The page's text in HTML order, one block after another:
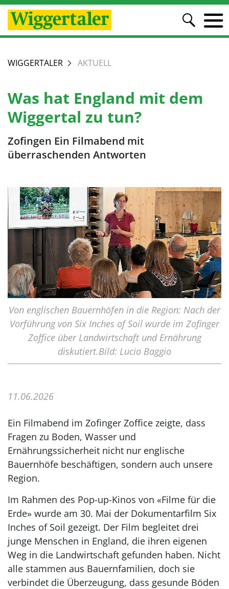
WIGGERTALER AKTUELL
Was hat England mit dem
Wiggertal zu tun?
Zofingen Ein Filmabend mit
überraschenden Antworten
Von englischen Bauernhöfen in die Region: Nach der
Vorführung von Six Inches of Soil wurde im Zofinger
Zoffice über Landwirtschaft und Ernährung
diskutiert.Bild: Lucio Baggio
11.06.2026
Ein Filmabend im Zofinger Zoffice zeigte, dass
Fragen zu Boden, Wasser und
Ernährungssicherheit nicht nur englische
Bauernhöfe beschäftigen, sondern auch unsere
Region.
Im Rahmen des Pop-up-Kinos von «Filme für die
Erde» wurde am 30. Mai der Dokumentarfilm Six
Inches of Soil gezeigt. Der Film begleitet drei
junge Menschen in England, die ihren eigenen
Weg in die Landwirtschaft gefunden haben. Nicht
alle stammen aus Bauernfamilien, doch sie
verbindet die Überzeugung, dass gesunde Böden